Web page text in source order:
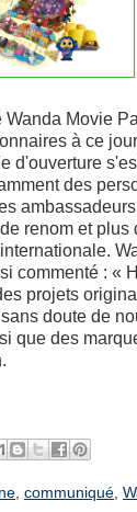
Wanda Movie
à ce
d'ouverture
des
renom et
commenté : «
projets
doute de
que des
, communiqué,